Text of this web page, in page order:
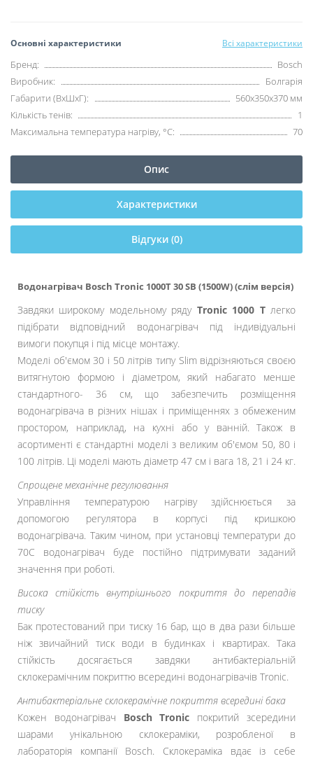
Основні характеристики Всі характеристики
Бренд:
Bosch
Виробник:
Болгарія
Габарити (ВхШхГ):
560х350х370 мм
Кількість тенів:
1
Максимальна температура нагріву, °С:
70
Опис
Характеристики
Відгуки (0)
Водонагрівач Bosch Tronic 1000T 30 SB (1500W) (слім версія)
Завдяки широкому модельному ряду Tronic 1000 Tлегко
підібрати відповідний водонагрівач під індивідуальні
вимоги покупця і під місце монтажу.
Моделі об'ємом 30 і 50 літрів типу Slim відрізняються своєю
витягнутою формою і діаметром, який набагато менше
стандартного- 36 см, що забезпечить розміщення
водонагрівача в різних нішах і приміщеннях з обмеженим
простором, наприклад, на кухні або у ванній. Також в
асортименті є стандартні моделі з великим об'ємом 50, 80 і
100 літрів. Ці моделі мають діаметр 47 см і вага 18, 21 і 24 кг.
Спрощене механічне регулювання
Управління температурою нагріву здійснюється за
допомогою регулятора в корпусі під кришкою
водонагрівача. Таким чином, при установці температури до
70С водонагрівач буде постійно підтримувати заданий
значення при роботі.
Висока стійкість внутрішнього покриття до перепадів
тиску
Бак протестований при тиску 16 бар, що в два рази більше
ніж звичайний тиск води в будинках і квартирах. Така
стійкість досягається завдяки антибактеріальній
склокерамічним покриттю всередині водонагрівачів Tronic.
Антибактеріальне склокерамічне покриття всередині бака
Кожен водонагрівач Bosch Tronic покритий зсередини
шарами унікальною склокераміки, розробленої в
лабораторія компанії Bosch. Склокераміка вдає із себе